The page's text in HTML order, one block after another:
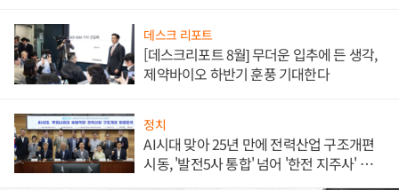
데스크 리포트
[데스크리포트 8월] 무더운 입추에 든 생각,
제약바이오 하반기 훈풍 기대한다
정치
AI시대 맞아 25년 만에 전력산업 구조개편
시동, '발전5사 통합' 넘어 '한전 지주사' 재편